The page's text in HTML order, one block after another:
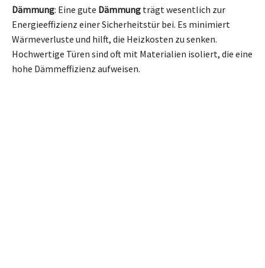
Dämmung: Eine gute Dämmung trägt wesentlich zur
Energieeffizienz einer Sicherheitstür bei. Es minimiert
Wärmeverluste und hilft, die Heizkosten zu senken.
Hochwertige Türen sind oft mit Materialien isoliert, die eine
hohe Dämmeffizienz aufweisen.